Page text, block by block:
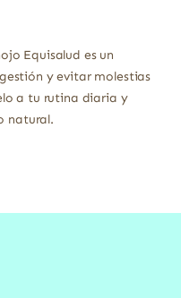
Equisalud es un
y evitar molestias
a tu rutina diaria y
natural.